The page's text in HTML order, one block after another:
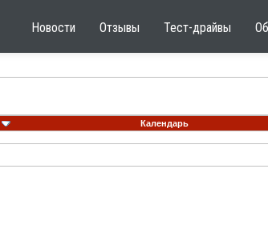
Новости Отзывы Тест-драйвы
Календарь